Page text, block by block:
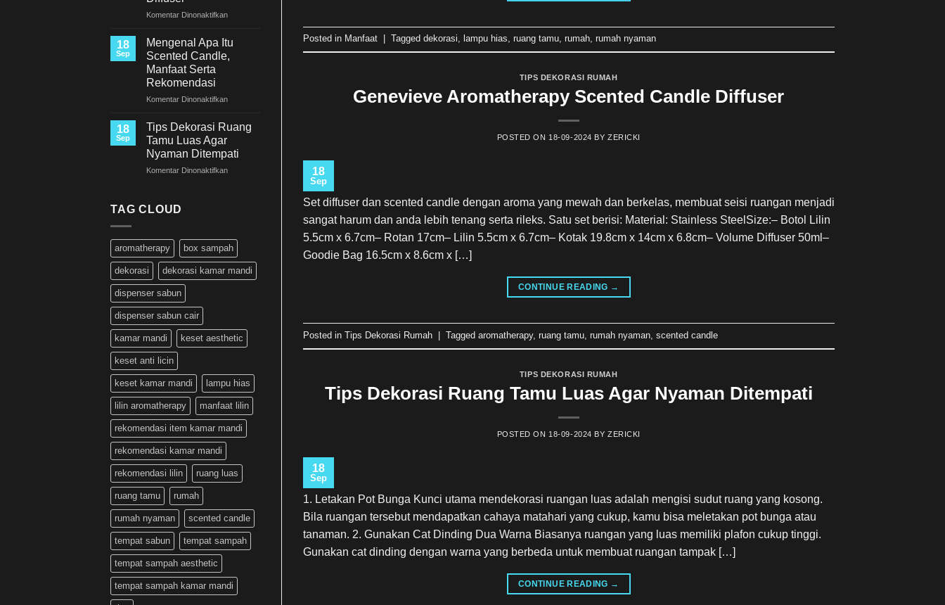
Komentar Dinonaktifkanpada
Candle
18
Sep
Mengenal Apa Itu
Scented Candle,
Manfaat Serta
Rekomendasi
Komentar Dinonaktifkanpada
Candle,
Manfaat
18
Sep
Tips Dekorasi Ruang
Tamu Luas Agar
Nyaman Ditempati
Komentar Dinonaktifkanpada
Agar
Nyaman
Ditempati
TAG CLOUD
aromatherapy box sampah
dekorasi dekorasi kamar mandi
dispenser sabun
dispenser sabun cair
kamar mandi keset aesthetic
keset anti licin
keset kamar mandi lampu hias
lilin aromatherapy manfaat lilin
rekomendasi item kamar mandi
rekomendasi kamar mandi
rekomendasi lilin ruang luas
ruang tamu rumah
rumah nyaman scented candle
tempat sabun tempat sampah
tempat sampah aesthetic
tempat sampah kamar mandi
Posted in Manfaat Tagged dekorasi, lampu hias, ruang tamu, rumah, rumah nyaman
TIPS DEKORASI RUMAH
Genevieve Aromatherapy Scented Candle Diffuser
POSTED ON18-09-2024 BYZERICKI
18
Sep
Set diffuser dan scented candle dengan aroma yang mewah dan berkelas, membuat seisi ruangan menjadi
sangat harum dan anda lebih tenang serta rileks. Satu set berisi: Material: Stainless SteelSize:– Botol Lilin
5.5cm x 6.7cm– Rotan 17cm– Lilin 5.5cm x 6.7cm– Kotak 19.8cm x 14cm x 6.8cm– Volume Diffuser 50ml–
Goodie Bag 16.5cm x 8.6cm x […]
CONTINUE READING →
Posted in Tips Dekorasi Rumah Tagged aromatherapy, ruang tamu, rumah nyaman, scented candle
TIPS DEKORASI RUMAH
Tips Dekorasi Ruang Tamu Luas Agar Nyaman Ditempati
POSTED ON 18-09-2024 BYZERICKI
18
Sep
1. Letakan Pot Bunga Kunci utama mendekorasi ruangan luas adalah mengisi sudut ruang yang kosong.
Bila ruangan tersebut mendapatkan cahaya matahari yang cukup, kamu bisa meletakan pot bunga atau
tanaman. 2. Gunakan Cat Dinding Dua Warna Biasanya ruangan yang luas memiliki plafon cukup tinggi.
Gunakan cat dinding dengan warna yang berbeda untuk membuat ruangan tampak […]
CONTINUE READING →